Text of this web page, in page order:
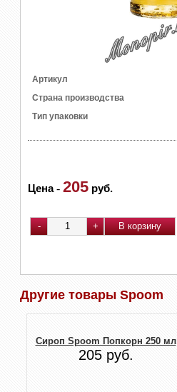
Артикул
Страна производства
Тип упаковки
Цена- 205 руб.
Другие товары Spoom
Сироп Spoom Попкорн 250 мл
205 руб.